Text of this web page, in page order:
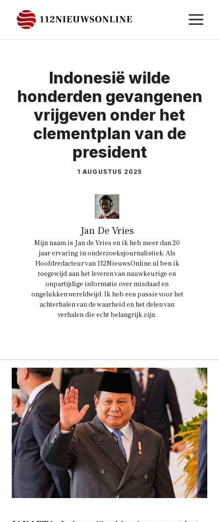
naar
de
Indonesië wilde
honderden gevangenen
vrijgeven onder het
clementplan van de
president
1 AUGUSTUS 2025
Jan De Vries
Mijn naam is Jan de Vries en ik heb meer dan 20
jaar ervaring in onderzoeksjournalistiek. Als
Hoofdredacteur van 112NieuwsOnline.nl ben ik
toegewijd aan het leveren van nauwkeurige en
onpartijdige informatie over misdaad en
ongelukken wereldwijd. Ik heb een passie voor het
achterhalen van de waarheid en het delen van
verhalen die echt belangrijk zijn.